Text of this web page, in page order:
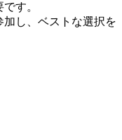
す。
し、ベストな選択を